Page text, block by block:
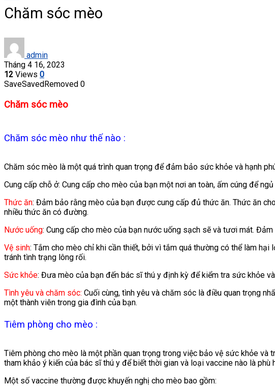
Chăm sóc mèo
admin
Tháng 4 16, 2023
12 Views 0
SaveSavedRemoved 0
Chăm sóc mèo
Chăm sóc mèo như thế nào :
Chăm sóc mèo là một quá trình quan trọng để đảm bảo sức khỏe và hạnh
Cung cấp chỗ ở: Cung cấp cho mèo của bạn một nơi an toàn, ấm cúng để
Thức ăn: Đảm bảo rằng mèo của bạn được cung cấp đủ thức ăn. Thức ăn
nhiều thức ăn có đường.
Nước uống: Cung cấp cho mèo của bạn nước uống sạch sẽ và tươi mát.
Vệ sinh: Tắm cho mèo chỉ khi cần thiết, bởi vì tắm quá thường có thể làm
tránh tình trạng lông rối.
Sức khỏe: Đưa mèo của bạn đến bác sĩ thú y định kỳ để kiểm tra sức khỏe
Tình yêu và chăm sóc: Cuối cùng, tình yêu và chăm sóc là điều quan trọng
một thành viên trong gia đình của bạn.
Tiêm phòng cho mèo :
Tiêm phòng cho mèo là một phần quan trọng trong việc bảo vệ sức khỏe và
tham khảo ý kiến ​​của bác sĩ thú y để biết thời gian và loại vaccine nào là phù
Một số vaccine thường được khuyến nghị cho mèo bao gồm: